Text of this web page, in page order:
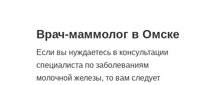
Стоимость:9100 руб.
Записаться
Врач-маммолог в Омске
Если вы нуждаетесь в консультации
специалиста по заболеваниям
молочной железы, то вам следует